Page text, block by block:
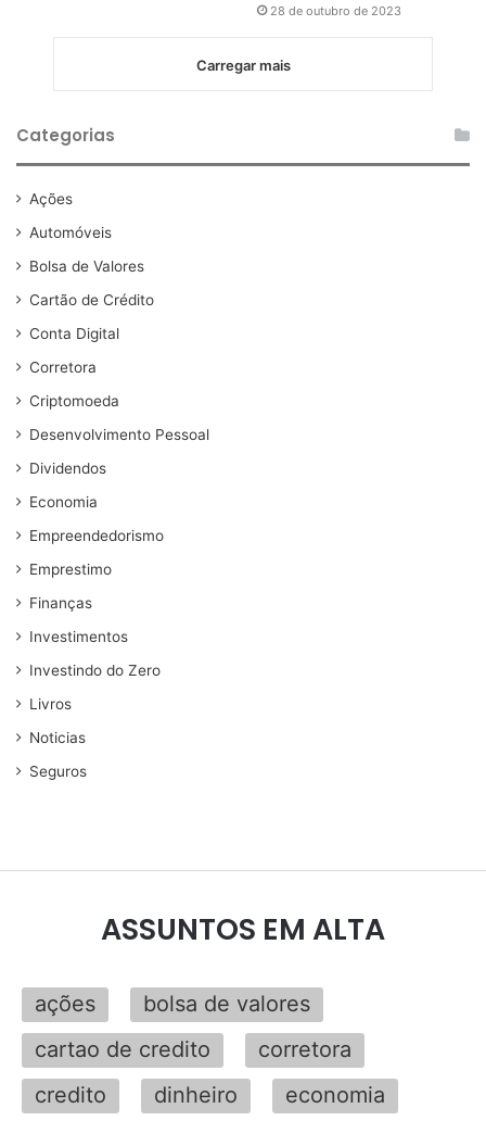
28 de outubro de 2023
Carregar mais
Categorias
Ações
Automóveis
Bolsa de Valores
Cartão de Crédito
Conta Digital
Corretora
Criptomoeda
Desenvolvimento Pessoal
Dividendos
Economia
Empreendedorismo
Emprestimo
Finanças
Investimentos
Investindo do Zero
Livros
Noticias
Seguros
ASSUNTOS EM ALTA
ações
bolsa de valores
cartao de credito
corretora
credito
dinheiro
economia